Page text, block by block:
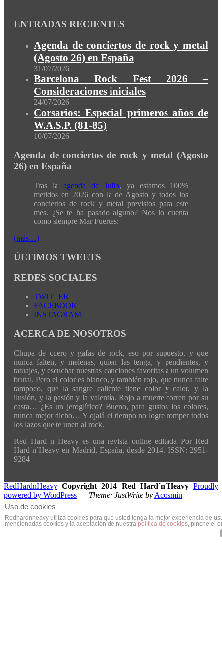
ENTRADAS RECIENTES
Agenda de conciertos de rock y metal
(Agosto 26) en España
31/07/2026
Barcelona Rock Fest 2026 –
Consideraciones iniciales
24/07/2026
Corsarios: Especial primeros años de
W.A.S.P. (81-85)
10/07/2026
Agenda de conciertos de rock y metal (Agosto
26) en España
Tras laagenda de Julio, ya estamos 100%
metidos en 2026 con la de Agosto y todos los
conciertos de rock y metal previstos para este
mes. ¿Se te ha pasado alguno? Nos lo cuenta
como siempre Mar Fuertes:
(más…)
ÚLTIMOS TWEETS
REDES SOCIALES
TWITTER
FACEBOOK
INSTAGRAM
ACERCA DE NOSOTROS
Chupa de cuero y gafas de rock, eso por supuesto, y que
nunca falten, y melenas, quien las tenga, y pendientes, y
tatuajes, y escuchar nuestras canciones favoritas a un volumen
brutal. Pero el color es blanco, y también rojo, que nunca falte
tampoco, que la sangre caliente tiene color y calor, y la
ilusión, y la pasión y la valentía. Rojo a muerte corren por su
casta… ¿Es un jeroglífico? Bueno, para gustos los colores,
nunca mejor dicho… Y ojalá el tiempo no logre romper todos
los lazos que te unen al rock.
Red Hard n Heavy es una revista online editada Por Red
Hard´n´Heavy en Madrid, España, desde 2014. ISSN: 2951-
9284
RedHardnHeavy Copyright 2014 Red Hard´n´Heavy Proudly
powered by WordPress — Theme: JustWrite by Acosmin
Uso de cookies
Redhardnheavy utiliza cookies para que usted tenga la mejor experiencia de
mencionadas cookies y la aceptación de nuestra política de cookies, pinche el
Translate »